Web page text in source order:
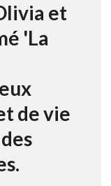
et
'La
de vie